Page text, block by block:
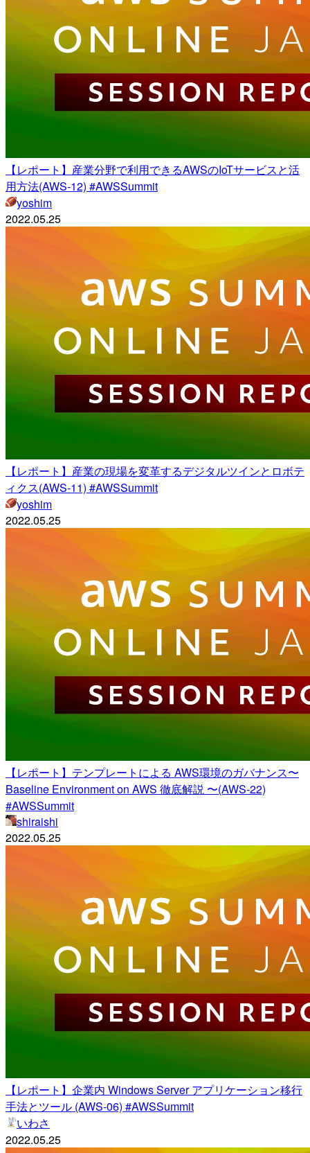
【レポート】産業分野で利用できるAWSのIoTサービスと活
用方法(AWS-12) #AWSSummit
yoshim
2022.05.25
【レポート】産業の現場を変革するデジタルツインとロボテ
ィクス(AWS-11) #AWSSummit
yoshim
2022.05.25
【レポート】テンプレートによる AWS環境のガバナンス〜
Baseline Environment on AWS 徹底解説 〜(AWS-22)
#AWSSummit
shiraishi
2022.05.25
【レポート】企業内 Windows Server アプリケーション移行
手法とツール (AWS-06) #AWSSummit
いわさ
2022.05.25